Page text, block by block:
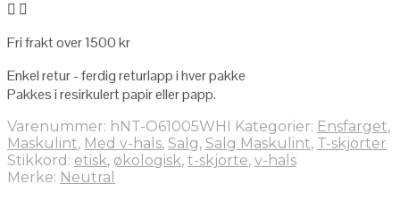
Fri frakt over 1500 kr
Enkel retur - ferdig returlapp i hver pakke
Pakkes i resirkulert papir eller papp.
Varenummer: hNT-O61005WHI Kategorier: Ensfarget,
Maskulint, Med v-hals, Salg, Salg Maskulint, T-skjorter
Stikkord: etisk, økologisk, t-skjorte, v-hals
Merke: Neutral